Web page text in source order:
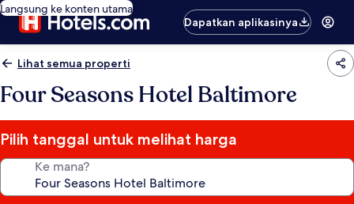
Langsung ke konten utama
Dapatkan aplikasinya
Lihat semua properti
Four Seasons Hotel Baltimore
Pilih tanggal untuk melihat harga
Ke mana?